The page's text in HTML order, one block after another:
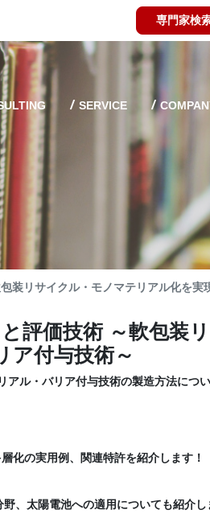
専門家検
SERVICE
装リサイクル・モノマテリアル化を実
評価技術 ～軟包装
ア付与技術～
ル・バリア付与技術の製造方法につ
化の実用例、関連特許を紹介します！
、太陽電池への適用についても紹介し